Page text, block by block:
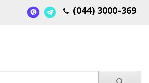
(044) 3000-369